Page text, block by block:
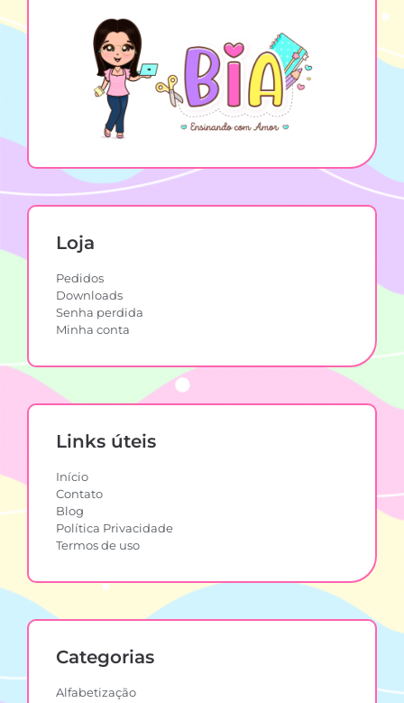
Loja
Pedidos
Downloads
Senha perdida
Minha conta
Links úteis
Início
Contato
Blog
Política Privacidade
Termos de uso
Categorias
Alfabetização